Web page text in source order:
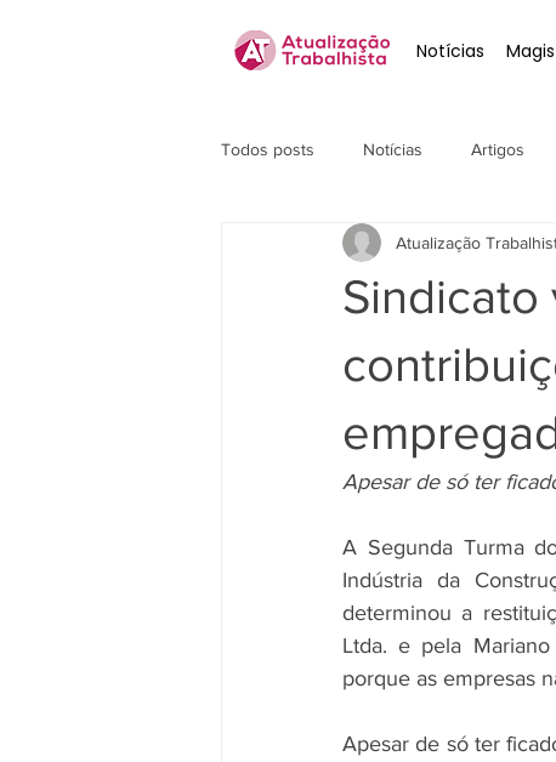
Notícias
Todos posts Notícias Artigos
Sindicato
Atualização
Apesar de só ter
A Segunda Turma
Indústria da
determinou a
Ltda. e pela
porque as empresas
Apesar de só ter